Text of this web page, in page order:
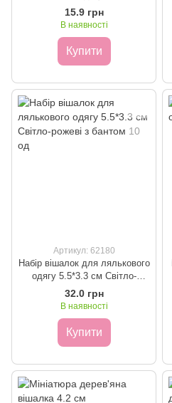
Мідь
15.9 грн
В наявності
Купити
Артикул: 62180
Набір вішалок для лялькового
одягу 5.5*3.3 см Світло-
рожеві з бантом 10 од
32.0 грн
В наявності
Купити